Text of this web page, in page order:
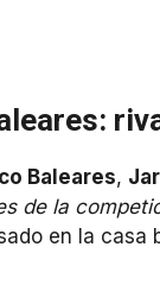
Baleares,
de la
en la casa